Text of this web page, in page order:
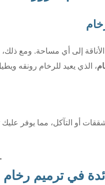
إلى أي مساحة. ومع
، الذي يعيد للرخام رونقه
أو التآكل، مما يوفر
في ترميم رخام